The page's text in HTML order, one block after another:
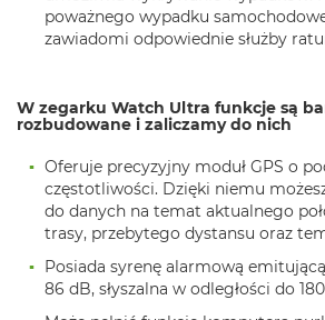
c
B
k
A
r
1
3
M
a
c
poważnego wypadku
zawiadomi odpowiednie służby
W zegarku Watch Ultra funkcje są
rozbudowane i zaliczamy do nich
Oferuje precyzyjny moduł GPS o
częstotliwości. Dzięki niemu
do danych na temat aktualnego
trasy, przebytego dystansu oraz
Posiada syrenę alarmową
86 dB, słyszalna w odległości do